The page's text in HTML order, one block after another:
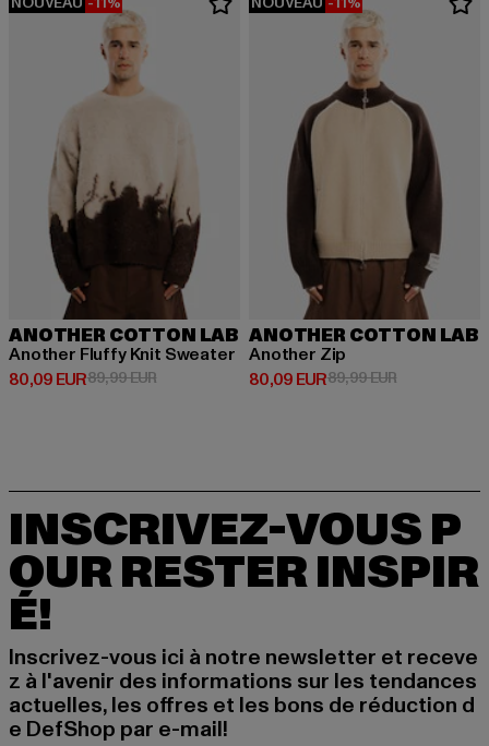
ANOTHER COTTON LAB
Another Fluffy Knit Sweater
80,09 EUR
Prix courant: 80,09 EUR
89,99 EURPrix en promotion: 89,99 EUR
ANOTHER COTTON LAB
Another Zip
80,09 EUR
Prix courant: 80,09 EUR
89,99 EURPrix en
INSCRIVEZ-VOUS P
OUR RESTER INSPIR
É!
Inscrivez-vous ici à notre newsletter et receve
z à l'avenir des informations sur les tendances
actuelles, les offres et les bons de réduction d
e DefShop par e-mail!